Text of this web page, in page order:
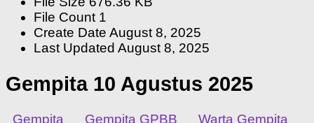
File Count 1
Create Date August 8, 2025
Last Updated August 8, 2025
Gempita 10 Agustus 2025
Gempita Gempita GPBB
Warta Gempita